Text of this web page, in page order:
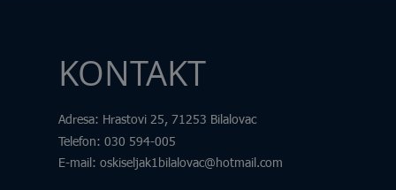
KONTAKT
Adresa: Hrastovi 25, 71253 Bilalovac
Telefon: 030 594-005
E-mail: oskiseljak1bilalovac@hotmail.com